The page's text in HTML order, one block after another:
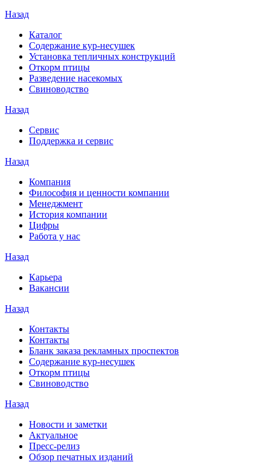
Назад
Каталог
Содержание кур-несушек
Установка тепличных конструкций
Откорм птицы
Разведение насекомых
Свиноводство
Назад
Сервис
Поддержка и сервис
Назад
Компания
Философия и ценности компании
Менеджмент
История компании
Цифры
Работа у нас
Назад
Карьера
Вакансии
Назад
Контакты
Контакты
Бланк заказа рекламных проспектов
Содержание кур-несушек
Откорм птицы
Свиноводство
Назад
Новости и заметки
Актуальное
Пресс-релиз
Обзор печатных изданий